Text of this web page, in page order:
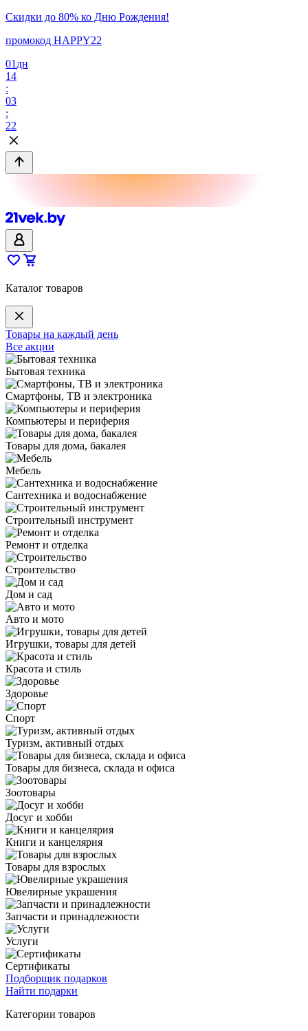
Скидки до 80% ко Дню Рождения!
промокод HAPPY22
01 дн
14
:
03
:
22
Каталог товаров
Товары на каждый день
Все акции
Бытовая техника
Смартфоны, ТВ и электроника
Компьютеры и периферия
Товары для дома, бакалея
Мебель
Сантехника и водоснабжение
Строительный инструмент
Ремонт и отделка
Строительство
Дом и сад
Авто и мото
Игрушки, товары для детей
Красота и стиль
Здоровье
Спорт
Туризм, активный отдых
Товары для бизнеса, склада и офиса
Зоотовары
Досуг и хобби
Книги и канцелярия
Товары для взрослых
Ювелирные украшения
Запчасти и принадлежности
Услуги
Сертификаты
Подборщик подарков
Найти подарки
Категории товаров